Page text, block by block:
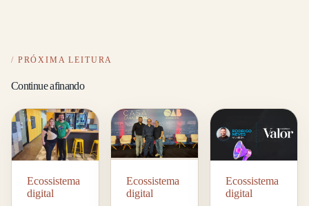
PRÓXIMA LEITURA
Continue afinando
Ecossistema
digital
Ecossistema
digital
Ecossistema
digital